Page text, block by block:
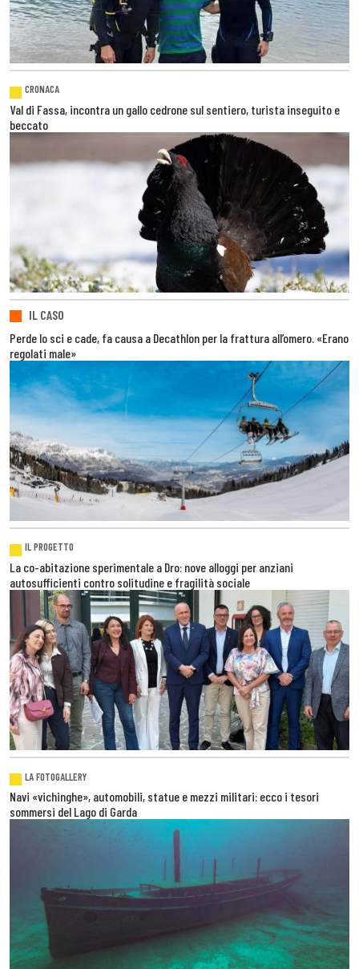
CRONACA
Val di Fassa, incontra un gallo cedrone sul sentiero, turista inseguito e
beccato
IL CASO
Perde lo sci e cade, fa causa a Decathlon per la frattura all’omero. «Erano
regolati male»
IL PROGETTO
La co-abitazione sperimentale a Dro: nove alloggi per anziani
autosufficienti contro solitudine e fragilità sociale
LA FOTOGALLERY
Navi «vichinghe», automobili, statue e mezzi militari: ecco i tesori
sommersi del Lago di Garda